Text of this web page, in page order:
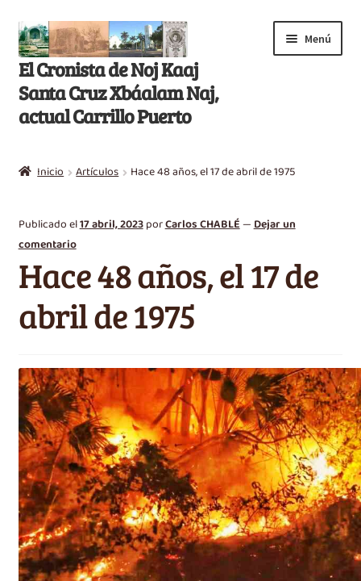
Saltar
a
navegación
Ir
al
contenido
El Cronista de Noj Kaaj
Santa Cruz Xbáalam Naj,
actual Carrillo Puerto
Menú
n
d
e
n
ú
h
i
j
o
Artículos
Nikté T’aan
Efemérides
Carrito
Inicio Artículos Hace 48 años, el 17 de abril de 1975
Publicado el17 abril, 2023porCarlos CHABLÉ—Dejar un
comentario
Hace 48 años, el 17 de
abril de 1975